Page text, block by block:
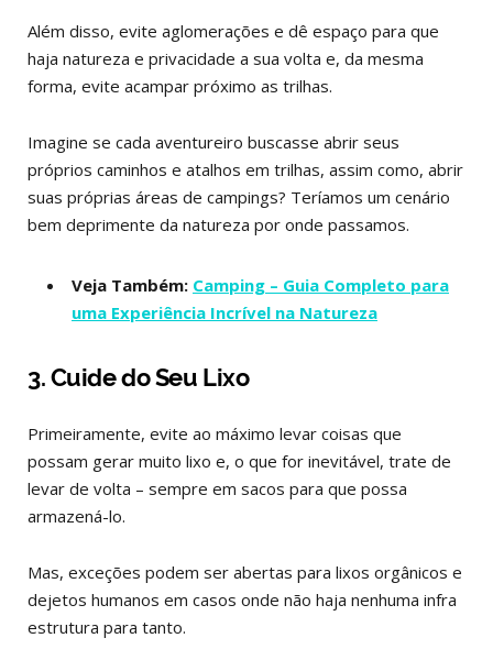
Além disso, evite aglomerações e dê espaço para que
haja natureza e privacidade a sua volta e, da mesma
forma, evite acampar próximo as trilhas.
Imagine se cada aventureiro buscasse abrir seus
próprios caminhos e atalhos em trilhas, assim como, abrir
suas próprias áreas de campings? Teríamos um cenário
bem deprimente da natureza por onde passamos.
Veja Também: Camping – Guia Completo para
uma Experiência Incrível na Natureza
3. Cuide do Seu Lixo
Primeiramente, evite ao máximo levar coisas que
possam gerar muito lixo e, o que for inevitável, trate de
levar de volta – sempre em sacos para que possa
armazená-lo.
Mas, exceções podem ser abertas para lixos orgânicos e
dejetos humanos em casos onde não haja nenhuma infra
estrutura para tanto.